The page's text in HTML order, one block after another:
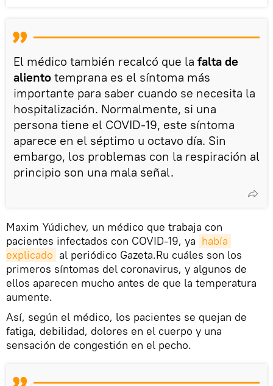
El médico también recalcó que la falta de
aliento temprana es el síntoma más
importante para saber cuando se necesita la
hospitalización. Normalmente, si una
persona tiene el COVID-19, este síntoma
aparece en el séptimo u octavo día. Sin
embargo, los problemas con la respiración al
principio son una mala señal.
Maxim Yúdichev, un médico que trabaja con
pacientes infectados con COVID-19, ya había
explicado al periódico Gazeta.Ru cuáles son los
primeros síntomas del coronavirus, y algunos de
ellos aparecen mucho antes de que la temperatura
aumente.
Así, según el médico, los pacientes se quejan de
fatiga, debilidad, dolores en el cuerpo y una
sensación de congestión en el pecho.